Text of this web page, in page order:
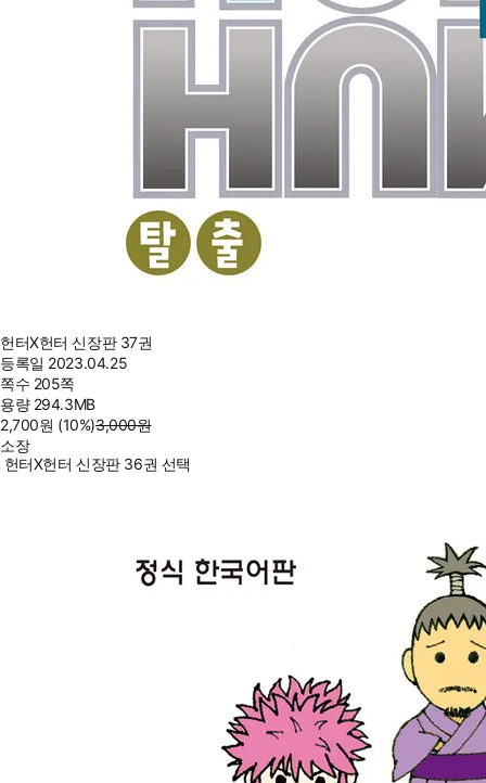
헌터X헌터 신장판 37권
등록일 2023.04.25
쪽수 205쪽
용량 294.3MB
2,700원 (10%)3,000원
소장
헌터X헌터 신장판 36권 선택